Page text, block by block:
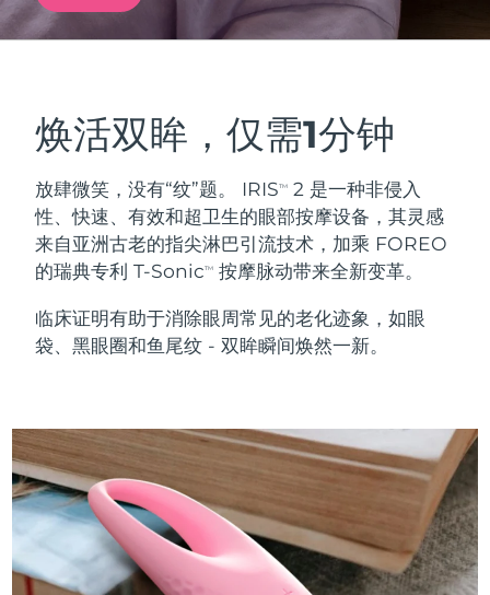
焕活双眸，仅需1分钟
放肆微笑，没有“纹”题。 IRISTM
2 是一种非侵入
性、快速、有效和超卫生的眼部按摩设备，其灵感
来自亚洲古老的指尖淋巴引流技术，加乘 FOREO
的瑞典专利 T-SonicTM 按摩脉动带来全新变革。
临床证明有助于消除眼周常见的老化迹象，如眼
袋、黑眼圈和鱼尾纹 - 双眸瞬间焕然一新。
红光疗法
面部清洁
LUNA™ 4 套装
Anti-aging massage
LUNA™ 4 Men
For men, anti-aging massage
LUNA™ 4 mini
紧致提拉
BEAR™ 2 套装
Microcurrent toning
BEAR™ 2 eyes & lips
Microcurrent line smoothing device
面部提拉护理
补水保湿
UFO™ 3 LED
Near-infrared and red light therapy
device
口腔护理
issa™ 4 plus
Smart hybrid silicone sonic toothbrush
FAQ™ 101
LED治疗
NEW
FAQ™ 201
奥地利 预计送达日期
比利时 预计送达日期8/10/26
百慕大 预计送达日期8/16/26
波斯尼亚和黑塞哥维那 预计送达日期8/13/26
保加利亚 预计送达日期8/10/26
加拿大 预计送达日期8/14/26
智利 预计送达日期 8/14/26
中国 预计送达日期8/10/26